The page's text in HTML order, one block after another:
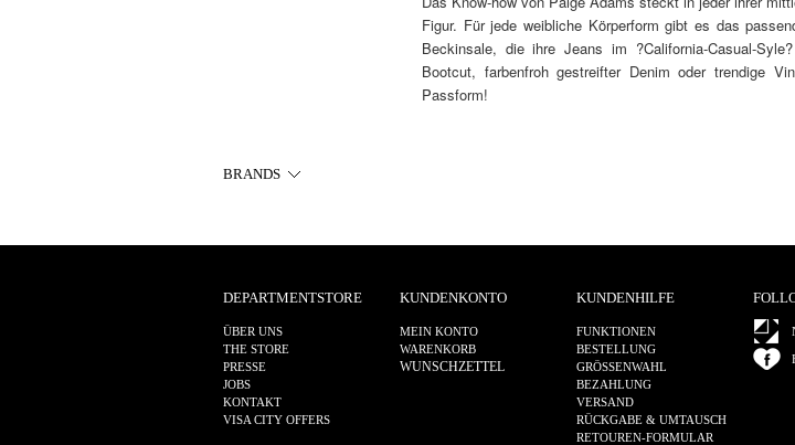
Figur. Für jede weibliche Körperform gibt es das
Beckinsale, die ihre Jeans im ?California-Casual-
Bootcut, farbenfroh gestreifter Denim oder trendige
Passform!
BRANDS
DEPARTMENTSTORE
ÜBER UNS
THE STORE
PRESSE
JOBS
KONTAKT
VISA CITY OFFERS
KUNDENKONTO
MEIN KONTO
WARENKORB
WUNSCHZETTEL
KUNDENHILFE
FUNKTIONEN
BESTELLUNG
GRÖSSENWAHL
BEZAHLUNG
VERSAND
RÜCKGABE & UMTAUSCH
RETOUREN-FORMULAR